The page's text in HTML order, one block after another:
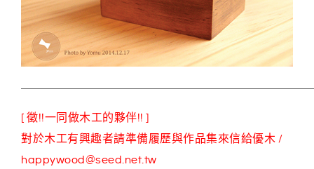
[ 徵!!一同做木工的夥伴!! ]
對於木工有興趣者請準備履歷與作品集來信給優木 /
happywood@seed.net.tw